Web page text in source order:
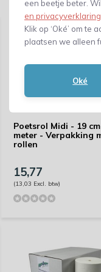
een beetje beter.
en privacyverklaring
Klik op ‘Oké’ om te
plaatsen we alleen
Oké
Gerelateerde
Poetsrol Midi - 19
meter - Verpakking
rollen
15,77
(13,03 Excl. btw)